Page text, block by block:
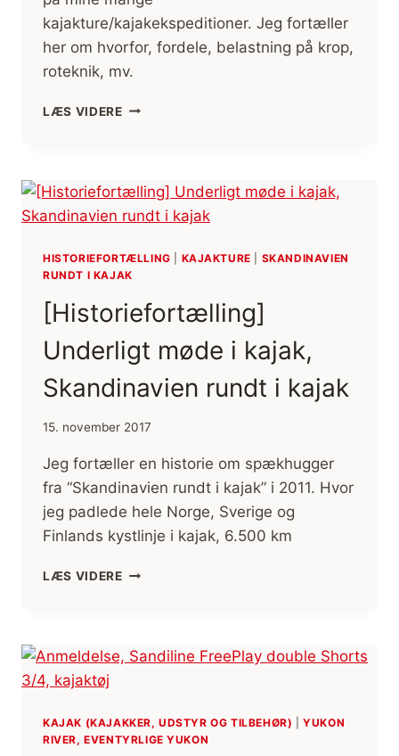
kajakture/kajakekspeditioner. Jeg fortæller
her om hvorfor, fordele, belastning på krop,
roteknik, mv.
LÆS VIDEREPAGAJ,
HISTORIEFORTÆLLING KAJAKTURE
SKANDINAVIEN
RUNDT I KAJAK
[Historiefortælling]
Underligt møde i kajak,
Skandinavien rundt i kajak
15. november 2017
Jeg fortæller en historie om spækhugger
fra “Skandinavien rundt i kajak” i 2011. Hvor
jeg padlede hele Norge, Sverige og
Finlands kystlinje i kajak, 6.500 km
LÆS VIDERE[HISTORIEFORTÆLLING]
SKANDINAVIEN
KAJAK
KAJAK (KAJAKKER, UDSTYR OG TILBEHØR) |YUKON
RIVER, EVENTYRLIGE YUKON